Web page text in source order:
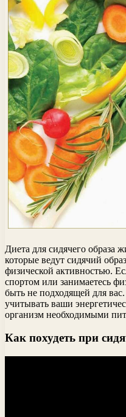
Диета для сидячего образа
которые ведут сидячий
физической активностью.
спортом или занимаетесь
быть не подходящей для
учитывать ваши
организм необходимыми
Как похудеть при